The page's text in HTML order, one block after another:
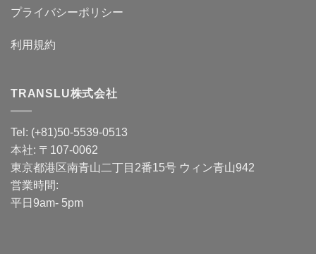
プライバシーポリシー
利用規約
TRANSLU株式会社
Tel: (+81)50-5539-0513
本社: 〒107-0062
東京都港区南青山二丁目2番15号 ウィン青山942
営業時間:
平日9am- 5pm